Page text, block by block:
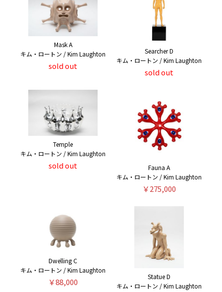
Mask A
キム・ロートン / Kim Laughton
sold out
Searcher D
キム・ロートン / Kim Laughton
sold out
Temple
キム・ロートン / Kim Laughton
sold out
Fauna A
キム・ロートン / Kim Laughton
￥275,000
Dwelling C
キム・ロートン / Kim Laughton
￥88,000
Statue D
キム・ロートン / Kim Laughton